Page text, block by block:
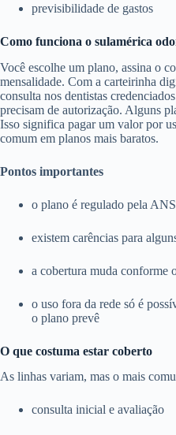
previsibilidade de gastos
Como funciona o sulamérica
Você escolhe um plano, assina o
mensalidade. Com a carteirinha
consulta nos dentistas
precisam de autorização. Alguns
Isso significa pagar um valor por
comum em planos mais baratos.
Pontos importantes
o plano é regulado pela ANS
existem carências para
a cobertura muda conforme
o uso fora da rede só é
o plano prevê
O que costuma estar coberto
As linhas variam, mas o mais
consulta inicial e avaliação